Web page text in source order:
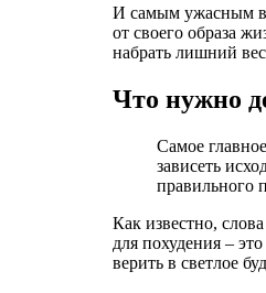
И самым ужасным в
от своего образа
набрать лишний
Что нужно
Самое
зависеть
правильного
Как известно,
для похудения –
верить в светлое